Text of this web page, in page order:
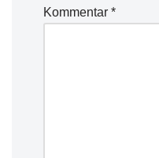
Kommentar *